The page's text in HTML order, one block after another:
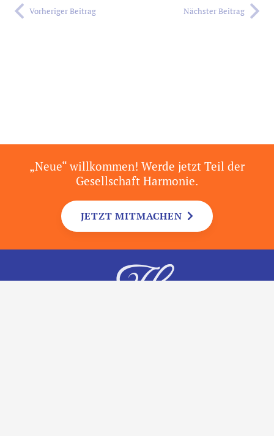
Vorheriger Beitrag Nächster Beitrag
„Neue“ willkommen! Werde jetzt Teil der
Gesellschaft Harmonie.
JETZT MITMACHEN